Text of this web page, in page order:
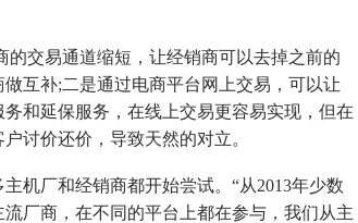
交易通道缩短，让经销商可以去掉之前的
互补;二是通过电商平台网上交易，可以让
和延保服务，在线上交易更容易实现，但在
讨价还价，导致天然的对立。
厂和经销商都开始尝试。“从2013年少数
厂商，在不同的平台上都在参与，我们从主